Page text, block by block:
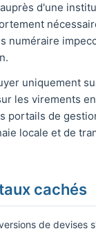
d'une
numéraire
uniquement
les virements
portails de
locale et de
cachés
de devises